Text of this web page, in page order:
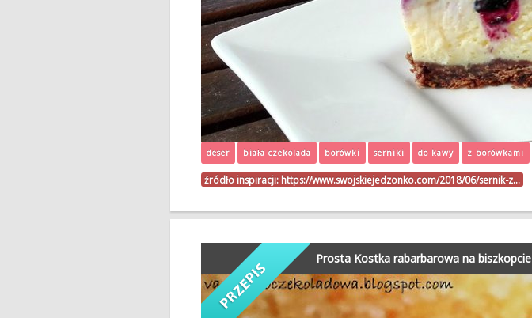
deser biała czekolada borówki serniki do kawy z borówkami
źródło inspiracji: https://www.swojskiejedzonko.com/2018/06/sernik-z…
Prosta Kostka rabarbarowa na biszkopcie